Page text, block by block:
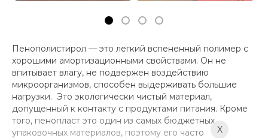
Пенополистирол — это легкий вспененный полимер с
хорошими амортизационными свойствами. Он не
впитывает влагу, не подвержен воздействию
микроорганизмов, способен выдерживать большие
нагрузки. Это экологически чистый материал,
допущенный к контакту с продуктами питания. Кроме
того, пенопласт это один из самых бюджетных
упаковочных материалов, поэтому его часто
X